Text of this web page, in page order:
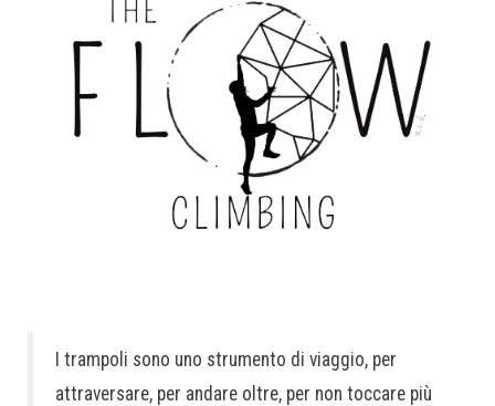
I trampoli sono uno strumento di viaggio, per
attraversare, per andare oltre, per non toccare più